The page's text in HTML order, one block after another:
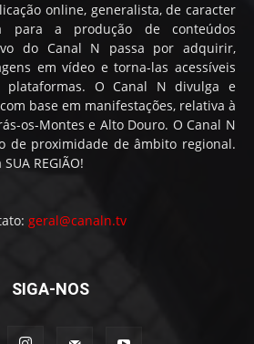
online, generalista, de caracter
para a produção de conteúdos
do Canal N passa por adquirir,
em vídeo e torna-las acessíveis
plataformas. O Canal N divulga e
base em manifestações, relativa à
os-Montes e Alto Douro. O Canal N
de proximidade de âmbito regional.
REGIÃO!
geral@canaln.tv
SIGA-NOS